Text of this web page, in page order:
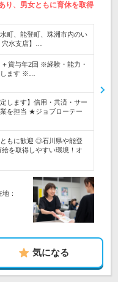
り、男女ともに育休を取得
町、能登町、珠洲市内のい
水支店】…
賞与年2回 ※経験・能力・
します ※…
します】信用・共済・サー
を担当 ★ジョブローテー
もに歓迎 ◎石川県や能登
を取得しやすい環境！オ
：
気になる